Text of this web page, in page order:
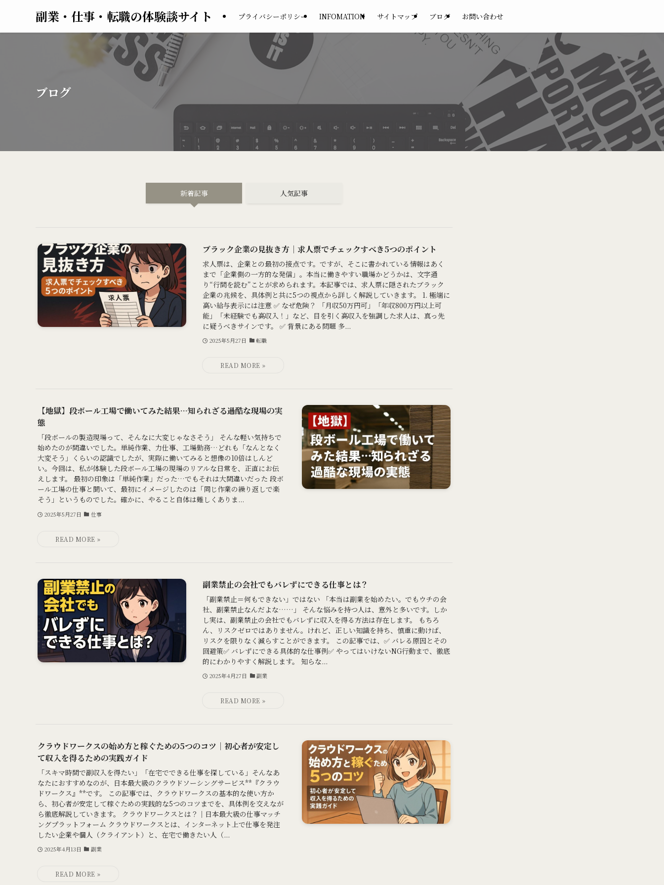
副業・仕事・転職の体験談サイト プライバシーポリシー INFOMATION サイトマップ ブログ お問い合わせ
ブログ
新着記事 人気記事
ブラック企業の見抜き方｜求人票でチェックすべき5つのポイント
求人票は、企業との最初の接点です。ですが、そこに書かれている情報はあく
まで「企業側の一方的な発信」。本当に働きやすい職場かどうかは、文字通
り“行間を読む”ことが求められます。本記事では、求人票に隠されたブラック
企業の兆候を、具体例と共に5つの視点から詳しく解説していきます。 1. 極端に
高い給与表示には注意 ✅ なぜ危険？ 「月収50万円可」「年収800万円以上可
能」「未経験でも高収入！」など、目を引く高収入を強調した求人は、真っ先
に疑うべきサインです。 ✅ 背景にある問題 多...
2025年5月27日 転職
【地獄】段ボール工場で働いてみた結果…知られざる過酷な現場の実
態
「段ボールの製造現場って、そんなに大変じゃなさそう」 そんな軽い気持ちで
始めたのが間違いでした。単純作業、力仕事、工場勤務…どれも「なんとなく
大変そう」くらいの認識でしたが、実際に働いてみると想像の10倍はしんど
い。今回は、私が体験した段ボール工場の現場のリアルな日常を、正直にお伝
えします。 最初の印象は「単純作業」だった…でもそれは大間違いだった 段ボ
ール工場の仕事と聞いて、最初にイメージしたのは「同じ作業の繰り返しで楽
そう」というものでした。確かに、やること自体は難しくありま...
2025年5月27日 仕事
副業禁止の会社でもバレずにできる仕事とは？
「副業禁止＝何もできない」ではない 「本当は副業を始めたい。でもウチの会
社、副業禁止なんだよな……」 そんな悩みを持つ人は、意外と多いです。しか
し実は、副業禁止の会社でもバレずに収入を得る方法は存在します。 もちろ
ん、リスクゼロではありません。けれど、正しい知識を持ち、慎重に動けば、
リスクを限りなく減らすことができます。 この記事では、✅ バレる原因とその
回避策✅ バレずにできる具体的な仕事例✅ やってはいけないNG行動まで、徹底
的にわかりやすく解説します。 知らな...
2025年4月27日 副業
クラウドワークスの始め方と稼ぐための5つのコツ｜初心者が安定し
て収入を得るための実践ガイド
「スキマ時間で副収入を得たい」「在宅でできる仕事を探している」そんなあ
なたにおすすめなのが、日本最大級のクラウドソーシングサービス**『クラウ
ドワークス』**です。 この記事では、クラウドワークスの基本的な使い方か
ら、初心者が安定して稼ぐための実践的な5つのコツまでを、具体例を交えなが
ら徹底解説していきます。 クラウドワークスとは？｜日本最大級の仕事マッチ
ングプラットフォーム クラウドワークスとは、インターネット上で仕事を発注
したい企業や個人（クライアント）と、在宅で働きたい人（...
2025年4月13日 副業